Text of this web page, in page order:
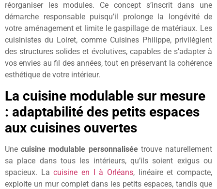
réorganiser les modules. Ce concept s’inscrit dans une
démarche responsable puisqu’il prolonge la longévité de
votre aménagement et limite le gaspillage de matériaux. Les
cuisinistes du Loiret, comme Cuisines Philippe, privilégient
des structures solides et évolutives, capables de s’adapter à
vos envies au fil des années, tout en préservant la cohérence
esthétique de votre intérieur.
La cuisine modulable sur mesure
: adaptabilité des petits espaces
aux cuisines ouvertes
Unecuisine modulable personnaliséetrouve naturellement
sa place dans tous les intérieurs, qu’ils soient exigus ou
spacieux. Lacuisine en I à Orléans, linéaire et compacte,
exploite un mur complet dans les petits espaces, tandis que